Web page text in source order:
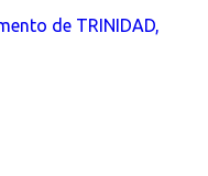
de TRINIDAD,